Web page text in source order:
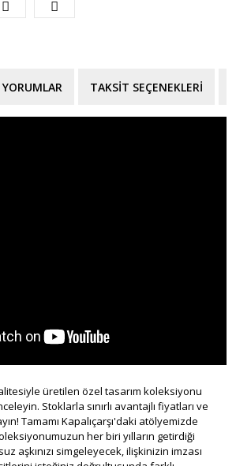
YORUMLAR TAKSIT SEÇENEKLERI
üretilen özel tasarım koleksiyonu
Stoklarla sınırlı avantajlı fiyatları ve
Tamamı Kapalıçarşı'daki atölyemizde
her biri yılların getirdiği
aşkınızı simgeleyecek, ilişkinizin imzası